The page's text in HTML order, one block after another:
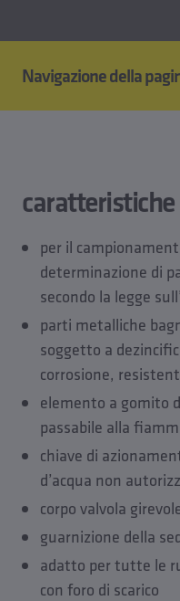
Navigazione della
Modelli CAD
Scarica
Pezzi di ricambio
Accessori da
per il
determinazione di
secondo la legge
parti metalliche
soggetto a
corrosione,
elemento a gomito
passabile alla
chiave di
d’acqua non
corpo valvola
guarnizione della
adatto per tutte le
con foro di scarico